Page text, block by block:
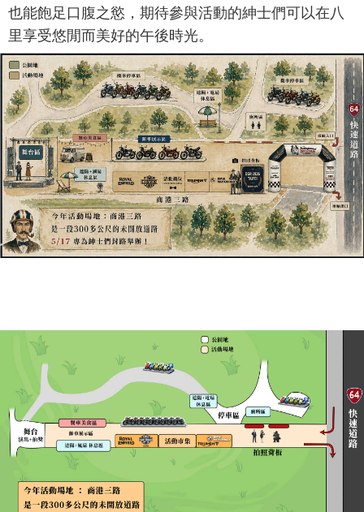
也能飽足口腹之慾，期待參與活動的紳士們可以在八
里享受悠閒而美好的午後時光。